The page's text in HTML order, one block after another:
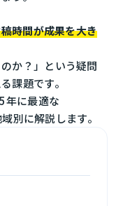
時間が成果を大き
か？」という疑問
課題です。
年に最適な
別に解説します。